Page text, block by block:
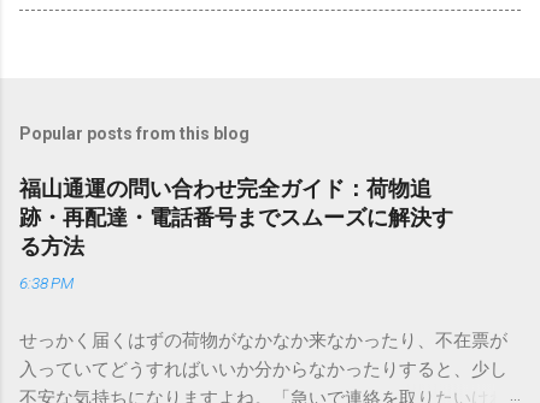
Popular posts from this blog
福山通運の問い合わせ完全ガイド：荷物追
跡・再配達・電話番号までスムーズに解決す
る方法
6:38 PM
せっかく届くはずの荷物がなかなか来なかったり、不在票が
入っていてどうすればいいか分からなかったりすると、少し
不安な気持ちになりますよね。「急いで連絡を取りたいけれ